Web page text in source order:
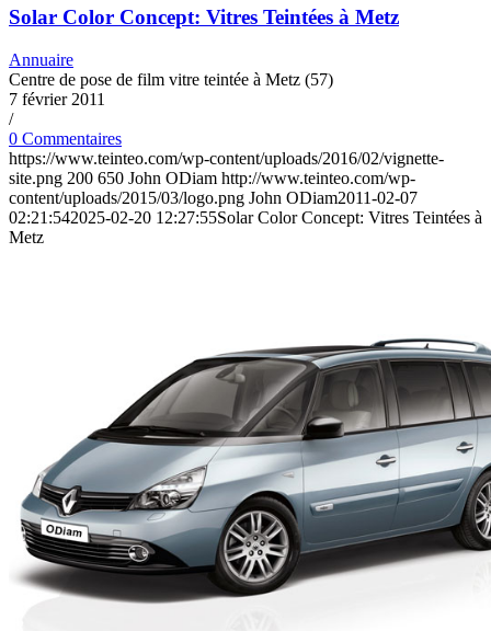
Solar Color Concept: Vitres Teintées à Metz
Annuaire
Centre de pose de film vitre teintée à Metz (57)
7 février 2011
/
0 Commentaires
https://www.teinteo.com/wp-content/uploads/2016/02/vignette-
site.png 200 650 John ODiam http://www.teinteo.com/wp-
content/uploads/2015/03/logo.png John ODiam2011-02-07
02:21:542025-02-20 12:27:55Solar Color Concept: Vitres Teintées à
Metz